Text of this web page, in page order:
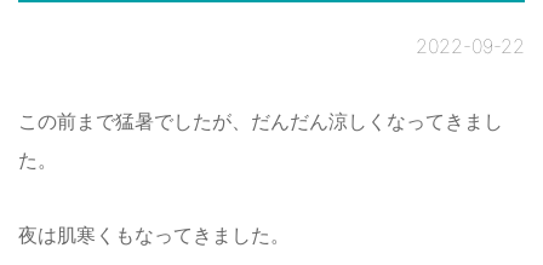
2022-09-22
この前まで猛暑でしたが、だんだん涼しくなってきまし
た。
夜は肌寒くもなってきました。